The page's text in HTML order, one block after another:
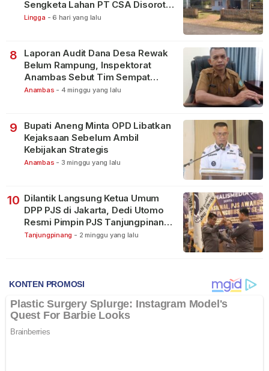
Sengketa Lahan PT CSA Disorot
Warga
Lingga - 6 hari yang lalu
8
Laporan Audit Dana Desa Rewak
Belum Rampung, Inspektorat
Anambas Sebut Tim Sempat
Terbagi Tangani Kasus Lain
Anambas - 4 minggu yang lalu
9
Bupati Aneng Minta OPD Libatkan
Kejaksaan Sebelum Ambil
Kebijakan Strategis
Anambas - 3 minggu yang lalu
10 Dilantik Langsung Ketua Umum
DPP PJS di Jakarta, Dedi Utomo
Resmi Pimpin PJS Tanjungpinang-
Bintan
Tanjungpinang - 2 minggu yang lalu